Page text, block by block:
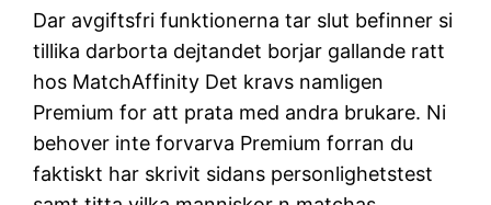
Dar avgiftsfri funktionerna tar slut befinner si
tillika darborta dejtandet borjar gallande ratt
hos MatchAffinity Det kravs namligen
Premium for att prata med andra brukare. Ni
behover inte forvarva Premium forran du
faktiskt har skrivit sidans personlighetstest